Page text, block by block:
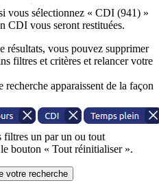
vous sélectionnez « CDI (941) »
CDI vous seront restituées.
résultats, vous pouvez supprimer
filtres et critères et relancer votre
apparaissent de la façon
filtres un par un ou tout
bouton « Tout réinitialiser ».
votre recherche